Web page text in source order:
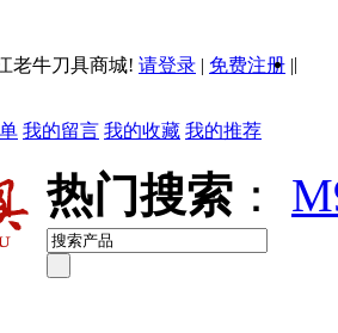
老牛刀具商城! 请登录 | 免费注册 ||
我的留言 我的收藏 我的推荐
热门搜索 ：